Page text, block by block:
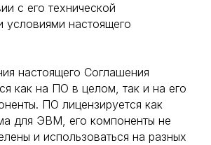
с его технической
условиями настоящего
настоящего Соглашения
как на ПО в целом, так и на его
ПО лицензируется как
для ЭВМ, его компоненты не
и использоваться на разных